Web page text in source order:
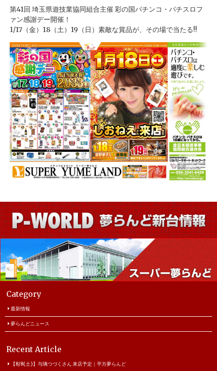
第41回 埼玉県遊技業協同組合主催 彩の国パチンコ・パチスロフ
ァン感謝デー開催！
1/17（金）18（土）19（日）素敵な賞品が、その場で当たる!!
Category
最新情報
夢らんどニュース
Recent Article
【8/8(土)】与璃つづくさん 来店予定｜平方夢らんど